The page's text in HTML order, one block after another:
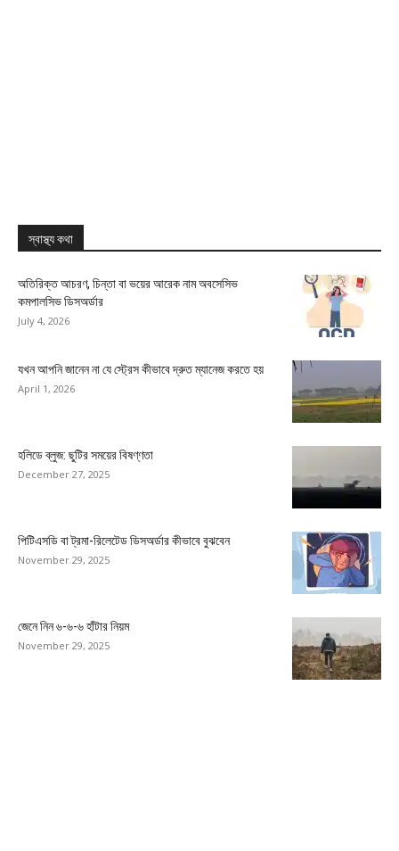
স্বাস্থ্য কথা
অতিরিক্ত আচরণ, চিন্তা বা ভয়ের আরেক নাম অবসেসিভ
কমপালসিভ ডিসঅর্ডার
July 4, 2026
যখন আপনি জানেন না যে স্ট্রেস কীভাবে দ্রুত ম্যানেজ করতে হয়
April 1, 2026
হলিডে ব্লুজ: ছুটির সময়ের বিষণ্ণতা
December 27, 2025
পিটিএসডি বা ট্রমা-রিলেটেড ডিসঅর্ডার কীভাবে বুঝবেন
November 29, 2025
জেনে নিন ৬-৬-৬ হাঁটার নিয়ম
November 29, 2025